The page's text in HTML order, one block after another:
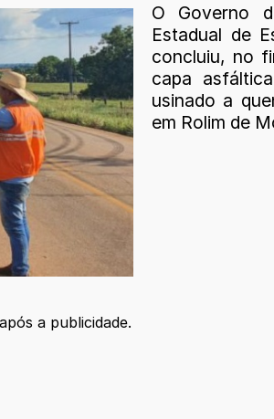
O Governo
Estadual de
concluiu, no
capa
usinado a
em Rolim de
a publicidade.